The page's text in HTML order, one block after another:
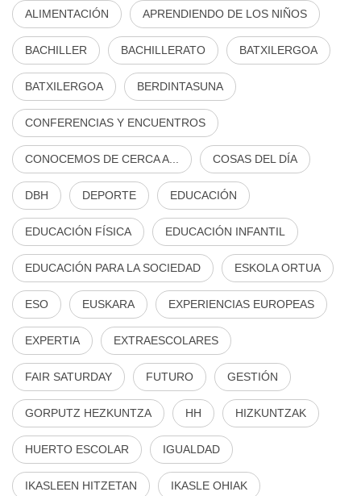
ALIMENTACIÓN APRENDIENDO DE LOS NIÑOS
BACHILLER BACHILLERATO BATXILERGOA
BATXILERGOA BERDINTASUNA
CONFERENCIAS Y ENCUENTROS
CONOCEMOS DE CERCA A... COSAS DEL DÍA
DBH DEPORTE EDUCACIÓN
EDUCACIÓN FÍSICA EDUCACIÓN INFANTIL
EDUCACIÓN PARA LA SOCIEDAD ESKOLA ORTUA
ESO EUSKARA EXPERIENCIAS EUROPEAS
EXPERTIA EXTRAESCOLARES
FAIR SATURDAY FUTURO GESTIÓN
GORPUTZ HEZKUNTZA HH HIZKUNTZAK
HUERTO ESCOLAR IGUALDAD
IKASLEEN HITZETAN IKASLE OHIAK